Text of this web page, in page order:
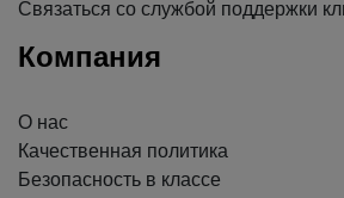
Связаться со службой поддержки
Компания
О нас
Качественная политика
Безопасность в классе